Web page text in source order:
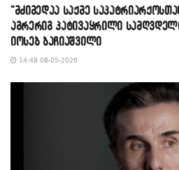
“მძიმედაა საქმე
აგრერიგ პატივაყრილი
იოსებ ბაჩიაშვილი
14:48 08-05-2026